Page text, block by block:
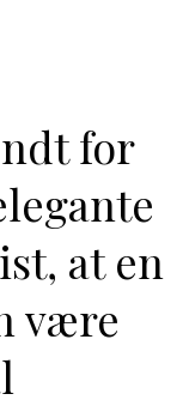
for
at en
være